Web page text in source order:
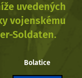
uvedených
vojenskému
Soldaten.
Bolatice